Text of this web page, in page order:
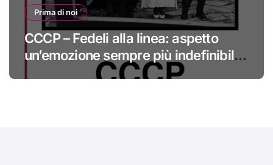
Prima di noi
CCCP – Fedeli alla linea: aspetto
un’emozione sempre più indefinibile
#primadinoi